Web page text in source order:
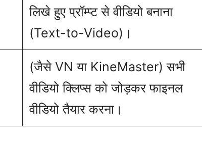
लिखे हुए प्रॉम्प्ट से वीडियो बनाना
(Text-to-Video)।
(जैसे VN या KineMaster) सभी
वीडियो क्लिप्स को जोड़कर फाइनल
वीडियो तैयार करना।